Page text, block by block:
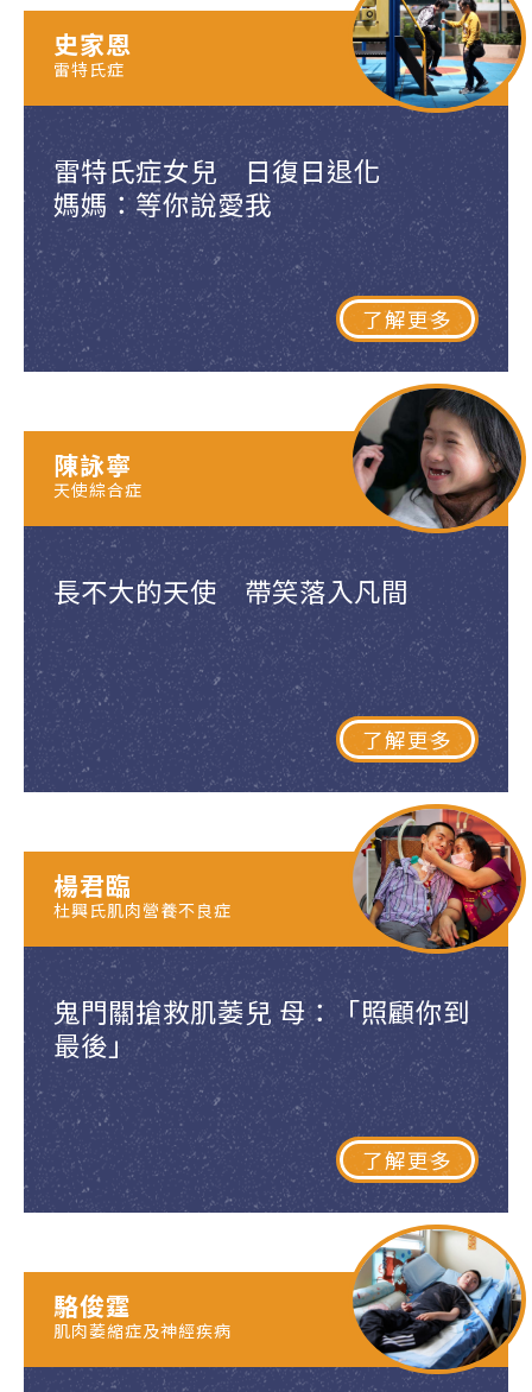
雷特氏症女兒 日復日退化
媽媽：等你說愛我
了解更多
史家恩
雷特氏症
長不大的天使 帶笑落入凡間
了解更多
陳詠寧
天使綜合症
鬼門關搶救肌萎兒 母：「照顧你到
最後」
了解更多
楊君臨
杜興氏肌肉營養不良症
駱俊霆
肌肉萎縮症及神經疾病